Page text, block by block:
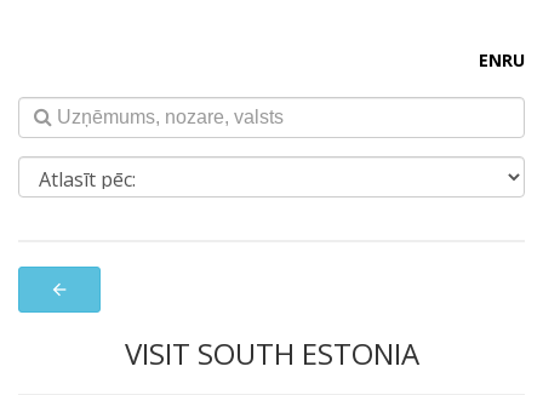
ENRU
arrow_back
VISIT SOUTH ESTONIA